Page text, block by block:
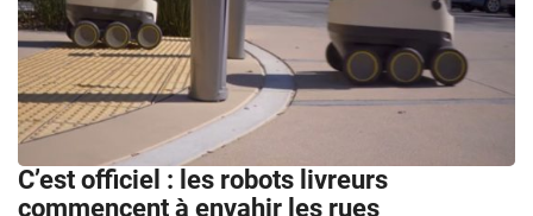
C’est officiel : les robots livreurs
commencent à envahir les rues